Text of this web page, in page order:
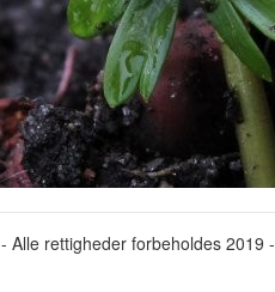
Alle rettigheder forbeholdes 2019 -